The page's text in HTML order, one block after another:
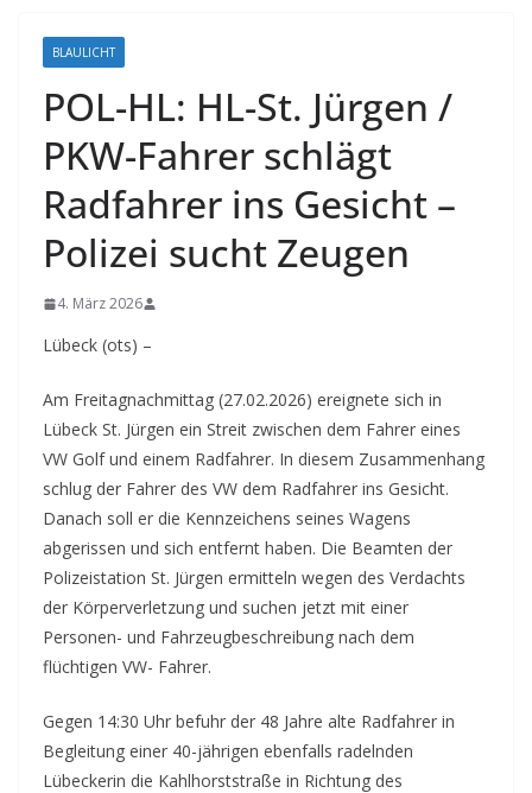
BLAULICHT
POL-HL: HL-St. Jürgen /
PKW-Fahrer schlägt
Radfahrer ins Gesicht –
Polizei sucht Zeugen
4. März 2026
Lübeck (ots) –
Am Freitagnachmittag (27.02.2026) ereignete sich in
Lübeck St. Jürgen ein Streit zwischen dem Fahrer eines
VW Golf und einem Radfahrer. In diesem Zusammenhang
schlug der Fahrer des VW dem Radfahrer ins Gesicht.
Danach soll er die Kennzeichens seines Wagens
abgerissen und sich entfernt haben. Die Beamten der
Polizeistation St. Jürgen ermitteln wegen des Verdachts
der Körperverletzung und suchen jetzt mit einer
Personen- und Fahrzeugbeschreibung nach dem
flüchtigen VW- Fahrer.
Gegen 14:30 Uhr befuhr der 48 Jahre alte Radfahrer in
Begleitung einer 40-jährigen ebenfalls radelnden
Lübeckerin die Kahlhorststraße in Richtung des